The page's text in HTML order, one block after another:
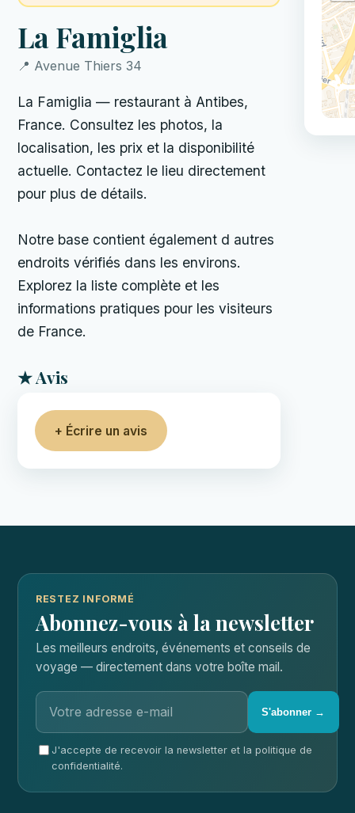
La Famiglia
📍 Avenue Thiers 34
La Famiglia — restaurant à Antibes,
France. Consultez les photos, la
localisation, les prix et la disponibilité
actuelle. Contactez le lieu directement
pour plus de détails.
Notre base contient également d autres
endroits vérifiés dans les environs.
Explorez la liste complète et les
informations pratiques pour les visiteurs
de France.
★ Avis
+ Écrire un avis
RESTEZ INFORMÉ
Abonnez-vous à la newsletter
Les meilleurs endroits, événements et conseils de
voyage — directement dans votre boîte mail.
S'abonner →
J'accepte de recevoir la newsletter et la politique de
confidentialité.